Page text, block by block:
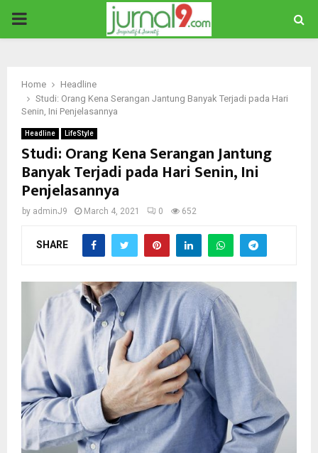
PRIMARY
Home
Headline
Studi: Orang Kena Serangan Jantung Banyak Terjadi pada Hari
Senin, Ini Penjelasannya
Headline LifeStyle
Studi: Orang Kena Serangan Jantung
Banyak Terjadi pada Hari Senin, Ini
Penjelasannya
by adminJ9 March 4, 2021 0 652
SHARE